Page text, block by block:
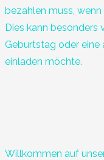
bezahlen muss,
Dies kann besonders
Geburtstag oder eine
einladen möchte.
Willkommen auf